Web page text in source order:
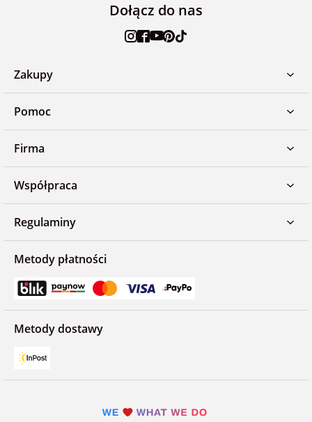
Dołącz do nas
Zakupy
Pomoc
Firma
Współpraca
Regulaminy
Metody płatności
Metody dostawy